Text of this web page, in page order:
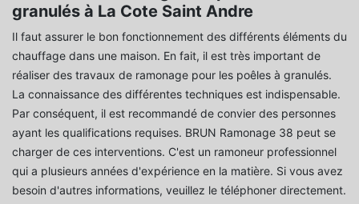
granulés à La Cote Saint Andre
Il faut assurer le bon fonctionnement des différents éléments du
chauffage dans une maison. En fait, il est très important de
réaliser des travaux de ramonage pour les poêles à granulés.
La connaissance des différentes techniques est indispensable.
Par conséquent, il est recommandé de convier des personnes
ayant les qualifications requises. BRUN Ramonage 38 peut se
charger de ces interventions. C'est un ramoneur professionnel
qui a plusieurs années d'expérience en la matière. Si vous avez
besoin d'autres informations, veuillez le téléphoner directement.